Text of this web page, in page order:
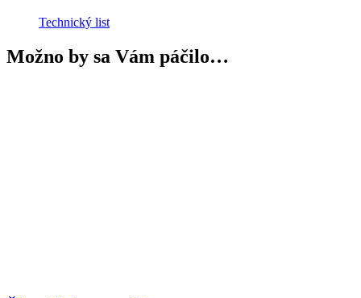
Technický list
Možno by sa Vám páčilo…